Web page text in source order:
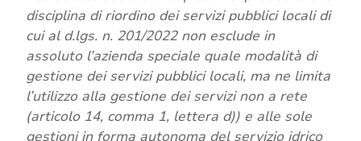
disciplina di riordino dei servizi pubblici locali di
cui al d.lgs. n. 201/2022 non esclude in
assoluto l’azienda speciale quale modalità di
gestione dei servizi pubblici locali, ma ne limita
l’utilizzo alla gestione dei servizi non a rete
(articolo 14, comma 1, lettera d)) e alle sole
gestioni in forma autonoma del servizio idrico